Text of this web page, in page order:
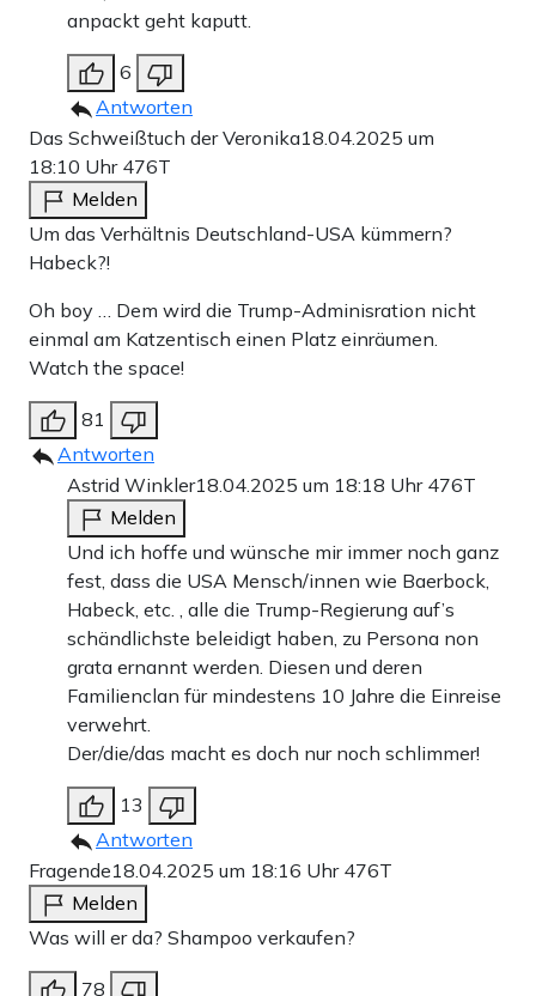
anpackt geht kaputt.
6
Antworten
Das Schweißtuch der Veronika18.04.2025 um
18:10 Uhr 476T
Melden
Um das Verhältnis Deutschland-USA kümmern?
Habeck?!
Oh boy … Dem wird die Trump-Adminisration nicht
einmal am Katzentisch einen Platz einräumen.
Watch the space!
81
Antworten
Astrid Winkler18.04.2025 um 18:18 Uhr 476T
Melden
Und ich hoffe und wünsche mir immer noch ganz
fest, dass die USA Mensch/innen wie Baerbock,
Habeck, etc. , alle die Trump-Regierung auf’s
schändlichste beleidigt haben, zu Persona non
grata ernannt werden. Diesen und deren
Familienclan für mindestens 10 Jahre die Einreise
verwehrt.
Der/die/das macht es doch nur noch schlimmer!
13
Antworten
Fragende18.04.2025 um 18:16 Uhr 476T
Melden
Was will er da? Shampoo verkaufen?
78